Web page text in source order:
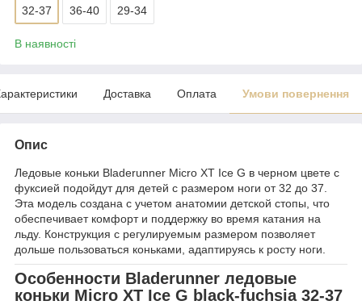
32-37 36-40 29-34
В наявності
Доставка Оплата Умови повернення
Опис
Ледовые коньки Bladerunner Micro XT Ice G в черном цвете с
фуксией подойдут для детей с размером ноги от 32 до 37.
Эта модель создана с учетом анатомии детской стопы, что
обеспечивает комфорт и поддержку во время катания на
льду. Конструкция с регулируемым размером позволяет
дольше пользоваться коньками, адаптируясь к росту ноги.
Особенности Bladerunner ледовые
коньки Micro XT Ice G black-fuchsia 32-37